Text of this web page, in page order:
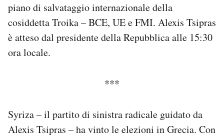
piano di salvataggio internazionale della
cosiddetta Troika – BCE, UE e FMI. Alexis Tsipras
è atteso dal presidente della Repubblica alle 15:30
ora locale.
***
Syriza – il partito di sinistra radicale guidato da
Alexis Tsipras – ha vinto le elezioni in Grecia. Con